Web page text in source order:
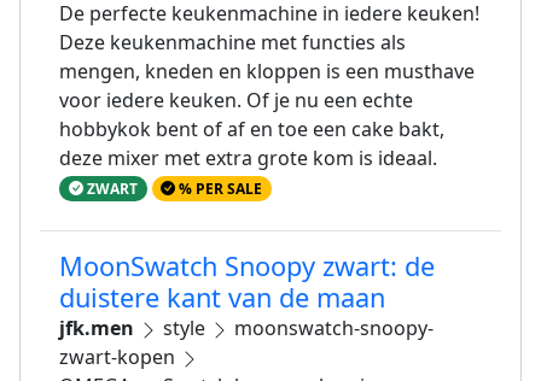
De perfecte keukenmachine in iedere keuken!
Deze keukenmachine met functies als
mengen, kneden en kloppen is een musthave
voor iedere keuken. Of je nu een echte
hobbykok bent of af en toe een cake bakt,
deze mixer met extra grote kom is ideaal.
ZWART % PER SALE
MoonSwatch Snoopy zwart: de
duistere kant van de maan
jfk.men style
moonswatch-snoopy-
zwart-kopen